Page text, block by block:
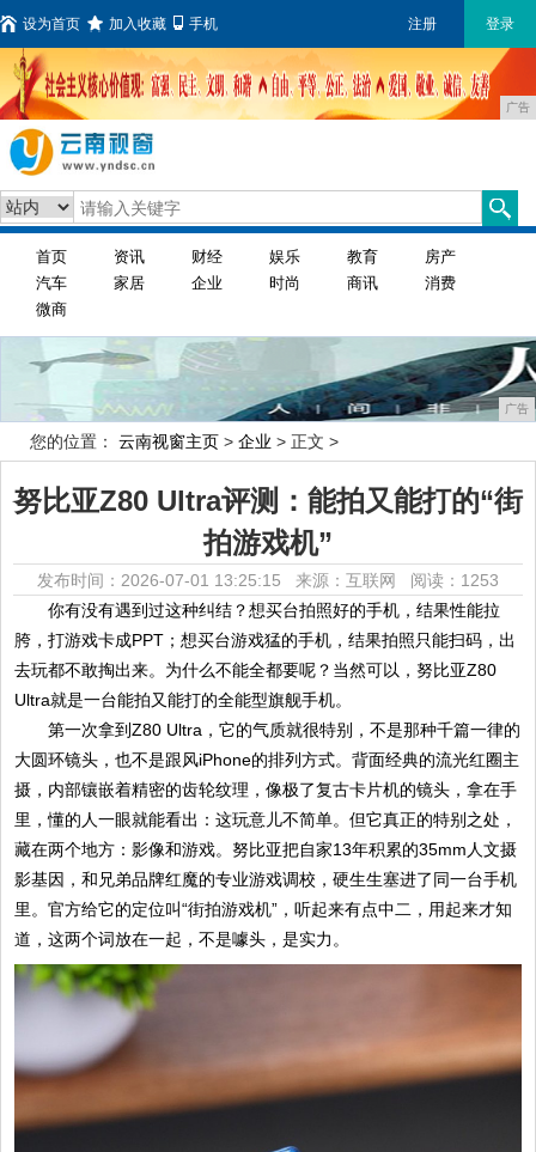
设为首页 加入收藏 手机 注册 登录
广告
首页 资讯 财经 娱乐 教育
房产
汽车
家居 企业 时尚 商讯
消费
微商
广告
您的位置： 云南视窗主页 > 企业 > 正文 >
努比亚Z80 Ultra评测：能拍又能打的“街
拍游戏机”
发布时间：2026-07-01 13:25:15 来源：互联网 阅读：1253
你有没有遇到过这种纠结？想买台拍照好的手机，结果性能拉
胯，打游戏卡成PPT；想买台游戏猛的手机，结果拍照只能扫码，出
去玩都不敢掏出来。为什么不能全都要呢？当然可以，努比亚Z80
Ultra就是一台能拍又能打的全能型旗舰手机。
第一次拿到Z80 Ultra，它的气质就很特别，不是那种千篇一律的
大圆环镜头，也不是跟风iPhone的排列方式。背面经典的流光红圈主
摄，内部镶嵌着精密的齿轮纹理，像极了复古卡片机的镜头，拿在手
里，懂的人一眼就能看出：这玩意儿不简单。但它真正的特别之处，
藏在两个地方：影像和游戏。努比亚把自家13年积累的35mm人文摄
影基因，和兄弟品牌红魔的专业游戏调校，硬生生塞进了同一台手机
里。官方给它的定位叫“街拍游戏机”，听起来有点中二，用起来才知
道，这两个词放在一起，不是噱头，是实力。